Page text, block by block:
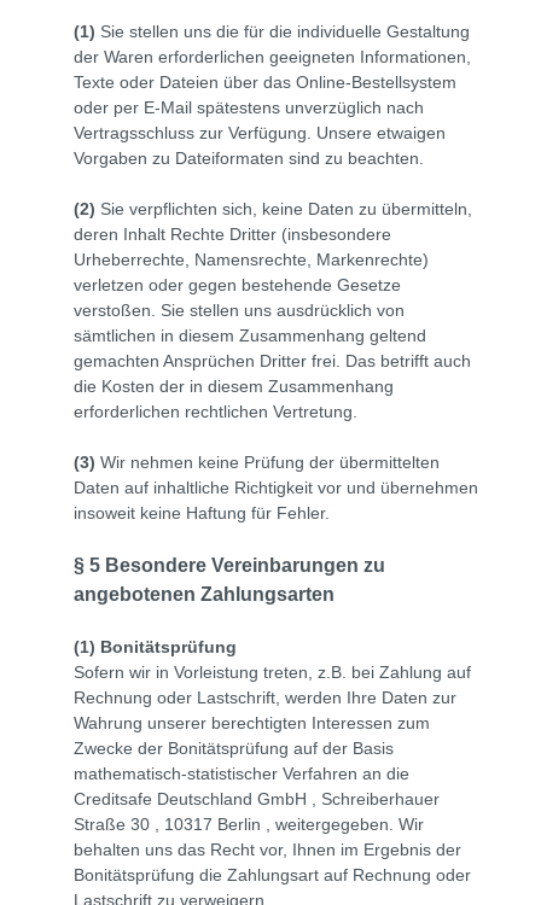
(1) Sie stellen uns die für die individuelle Gestaltung
der Waren erforderlichen geeigneten Informationen,
Texte oder Dateien über das Online-Bestellsystem
oder per E-Mail spätestens unverzüglich nach
Vertragsschluss zur Verfügung. Unsere etwaigen
Vorgaben zu Dateiformaten sind zu beachten.
(2) Sie verpflichten sich, keine Daten zu übermitteln,
deren Inhalt Rechte Dritter (insbesondere
Urheberrechte, Namensrechte, Markenrechte)
verletzen oder gegen bestehende Gesetze
verstoßen. Sie stellen uns ausdrücklich von
sämtlichen in diesem Zusammenhang geltend
gemachten Ansprüchen Dritter frei. Das betrifft auch
die Kosten der in diesem Zusammenhang
erforderlichen rechtlichen Vertretung.
(3) Wir nehmen keine Prüfung der übermittelten
Daten auf inhaltliche Richtigkeit vor und übernehmen
insoweit keine Haftung für Fehler.
§ 5 Besondere Vereinbarungen zu
angebotenen Zahlungsarten
(1) Bonitätsprüfung
Sofern wir in Vorleistung treten, z.B. bei Zahlung auf
Rechnung oder Lastschrift, werden Ihre Daten zur
Wahrung unserer berechtigten Interessen zum
Zwecke der Bonitätsprüfung auf der Basis
mathematisch-statistischer Verfahren an die
Creditsafe Deutschland GmbH , Schreiberhauer
Straße 30 , 10317 Berlin , weitergegeben. Wir
behalten uns das Recht vor, Ihnen im Ergebnis der
Bonitätsprüfung die Zahlungsart auf Rechnung oder
Lastschrift zu verweigern.